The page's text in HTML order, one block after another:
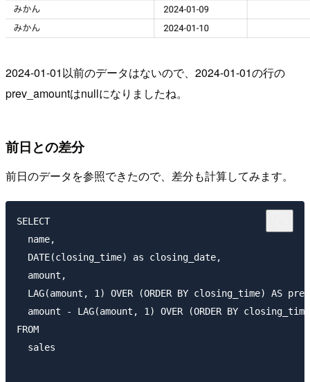
2024-01-01以前のデータはないので、2024-01-01の行の
prev_amountはnullになりましたね。
前日との差分
前日のデータを参照できたので、差分も計算してみます。
SELECT
  name,
  DATE(closing_time) as closing_date,
  amount,
LAG(amount, 1) OVER (ORDER BY closing_time) AS
amount - LAG(amount, 1) OVER (ORDER BY
FROM
  sales